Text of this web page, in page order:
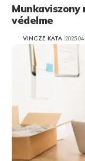
védelme
VINCZE KATA 2025-